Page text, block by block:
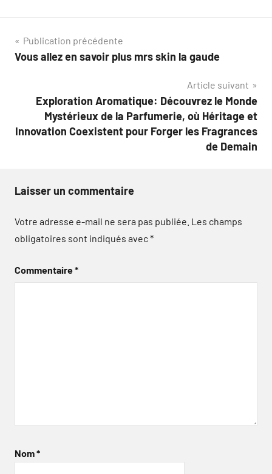
Navigation
de
Publication précédente
Vous allez en savoir plus mrs skin la gaude
Article suivant
Exploration Aromatique: Découvrez le Monde
Mystérieux de la Parfumerie, où Héritage et
Innovation Coexistent pour Forger les Fragrances
de Demain
Laisser un commentaire
Votre adresse e-mail ne sera pas publiée. Les champs
obligatoires sont indiqués avec*
Commentaire*
Nom*